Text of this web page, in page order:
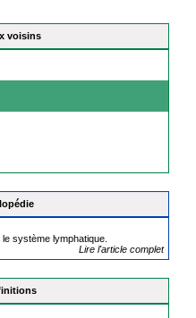
voisins
système lymphatique.
Lire l'article complet